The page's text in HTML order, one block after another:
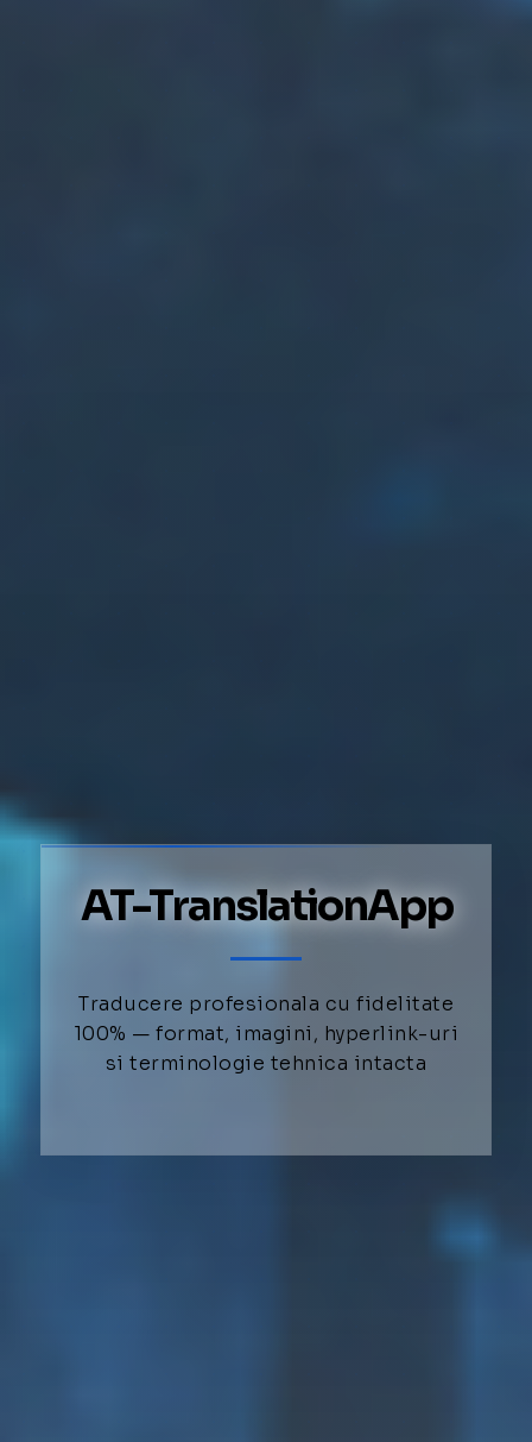
AT-TranslationApp
Traducere profesionala cu fidelitate
100% — format, imagini, hyperlink-uri
si terminologie tehnica intacta